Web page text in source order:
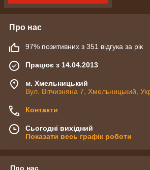
Про нас
97% позитивних з 351 відгука за рік
Працює з 14.04.2013
м. Хмельницький
Вул. Вітчизняна 7, Хмельницький,
Контакти
Сьогодні вихідний
Показати весь графік роботи
Про нас